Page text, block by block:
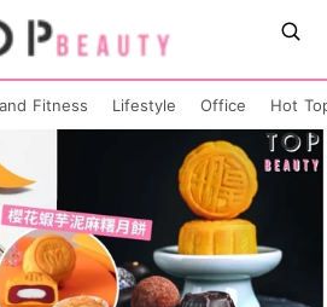
Fitness Lifestyle Office Hot